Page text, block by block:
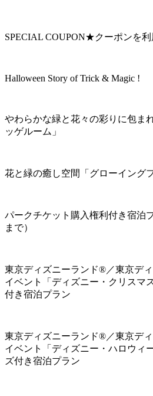
SPECIAL COUPON★クーポンを
Halloween Story of Trick & Magic !
やわらかな緑と花々の彩りに包ま
ッゲルーム」
花と緑の癒し空間「グローイング
パークチケット購入権利付き宿泊
まで）
東京ディズニーランド®／東京デ
イベント「ディズニー・クリスマ
付き宿泊プラン
東京ディズニーランド®／東京デ
イベント「ディズニー・ハロウィ
ズ付き宿泊プラン